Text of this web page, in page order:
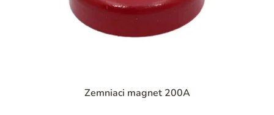
Zemniaci magnet 200A
hodnotenie